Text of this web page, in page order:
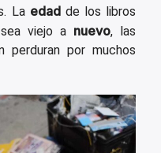
La edadde los libros
viejo a nuevo, las
perduran por muchos